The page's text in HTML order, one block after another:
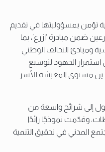
تؤمن بمسؤوليتها في تقديم
ضمن مبادرة ‘ازرع’، بما
ومبادئ التحالف الوطني
استمرار الجهود لتوسيع
مستوى المعيشة للأسر
إلى شرائح واسعة من
وقدّمت نموذجًا رائدًا
المدني في تحقيق التنمية